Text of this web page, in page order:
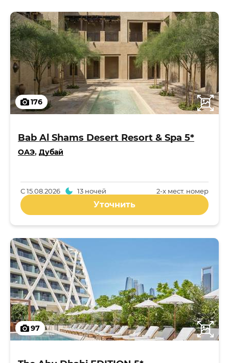
176
Bab Al Shams Desert Resort & Spa 5*
ОАЭ, Дубай
2-x мест. номер
С15.08.2026 13 ночей
Уточнить
97